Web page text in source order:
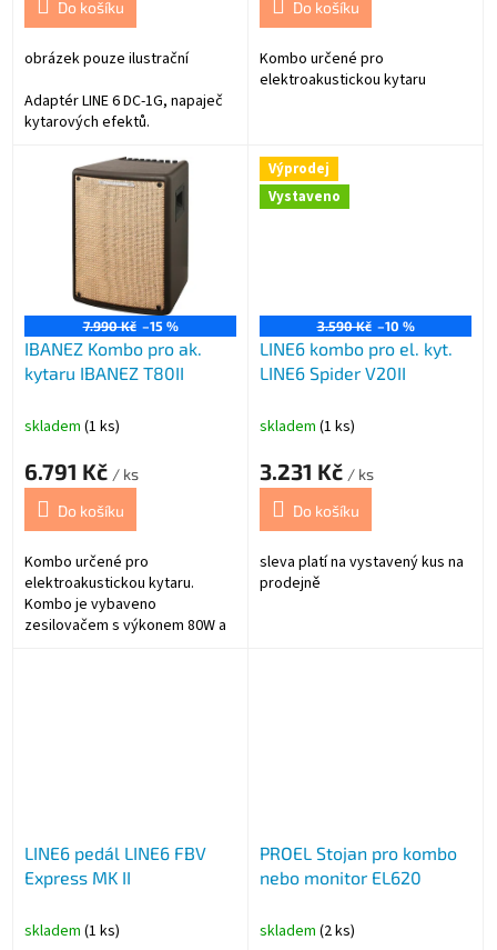
Do košíku
obrázek pouze ilustrační
Adaptér LINE 6 DC-1G, napaječ
kytarových efektů.
In: 230-240V, 50/60Hz
Out: 9V, 500mA.
Mínus uprostřed
Do košíku
Kombo určené pro
elektroakustickou kytaru
7.990 Kč –15 %
IBANEZ Kombo pro ak.
kytaru IBANEZ T80II
skladem (1 ks)
6.791 Kč / ks
Do košíku
Kombo určené pro
elektroakustickou kytaru.
Kombo je vybaveno
zesilovačem s výkonem 80W a
Výprodej
Vystaveno
3.590 Kč –10 %
LINE6 kombo pro el. kyt.
LINE6 Spider V20II
skladem (1 ks)
3.231 Kč / ks
Do košíku
sleva platí na vystavený kus na
prodejně
LINE6 pedál LINE6 FBV
Express MK II
skladem (1 ks)
PROEL Stojan pro kombo
nebo monitor EL620
skladem (2 ks)